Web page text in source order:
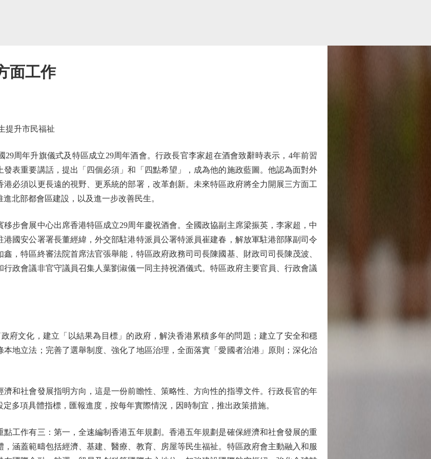
面工作
升市民福祉
年升旗儀式及特區成立29周年酒會。行政長官李家超在酒會致辭時表示，4年前習
表重要講話，提出「四個必須」和「四點希望」，成為他的施政藍圖。他認為面對外
必須以更長遠的視野、更系統的部署，改革創新。未來特區政府將全力開展三方面工
北部都會區建設，以及進一步改善民生。
會展中心出席香港特區成立29周年慶祝酒會。全國政協副主席梁振英，李家超，中
國安公署署長董經緯，外交部駐港特派員公署特派員崔建春，解放軍駐港部隊副司令
，特區終審法院首席法官張舉能，特區政府政務司司長陳國基、財政司司長陳茂波、
政會議非官守議員召集人葉劉淑儀一同主持祝酒儀式。特區政府主要官員、行政會議
文化，建立「以結果為目標」的政府，解決香港累積多年的問題；建立了安全和穩
地立法；完善了選舉制度、強化了地區治理，全面落實「愛國者治港」原則；深化治
社會發展指明方向，這是一份前瞻性、策略性、方向性的指導文件。行政長官的年
多項具體指標，匯報進度，按每年實際情況，因時制宜，推出政策措施。
作有三：第一，全速編制香港五年規劃。香港五年規劃是確保經濟和社會發展的重
涵蓋範疇包括經濟、基建、醫療、教育、房屋等民生福祉。特區政府會主動融入和服